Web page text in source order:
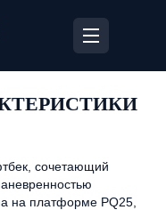
сочетающий
на платформе PQ25,